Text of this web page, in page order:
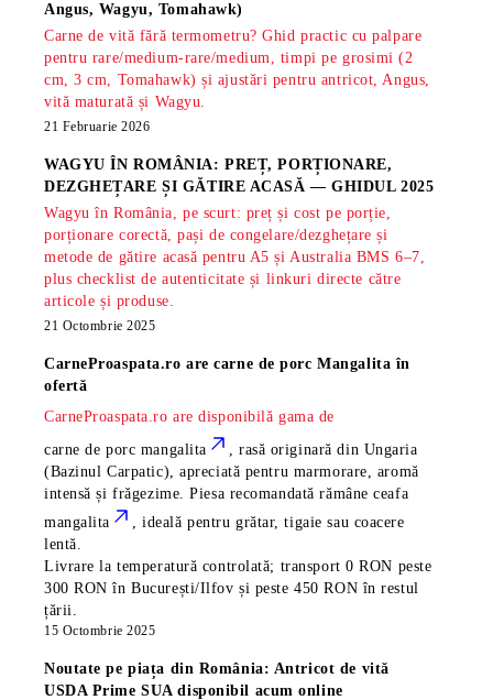
Angus, Wagyu, Tomahawk)
Carne de vită fără termometru? Ghid practic cu palpare
pentru rare/medium-rare/medium, timpi pe grosimi (2
cm, 3 cm, Tomahawk) și ajustări pentru antricot, Angus,
vită maturată și Wagyu.
21 Februarie 2026
WAGYU ÎN ROMÂNIA: PREȚ, PORȚIONARE,
DEZGHEȚARE ȘI GĂTIRE ACASĂ — GHIDUL 2025
Wagyu în România, pe scurt: preț și cost pe porție,
porționare corectă, pași de congelare/dezghețare și
metode de gătire acasă pentru A5 și Australia BMS 6–7,
plus checklist de autenticitate și linkuri directe către
articole și produse.
21 Octombrie 2025
CarneProaspata.ro arecarne de porc Mangalita în
ofertă
CarneProaspata.ro are disponibilă gama de
carne de porc mangalita
, rasă originară din Ungaria
(Bazinul Carpatic), apreciată pentru marmorare, aromă
intensă și frăgezime. Piesa recomandată rămâneceafa
mangalita
, ideală pentru grătar, tigaie sau coacere
lentă.
Livrare la temperatură controlată; transport 0 RON peste
300 RON în București/Ilfov și peste 450 RON în restul
țării.
15 Octombrie 2025
Noutate pe piața din România: Antricot de vită
USDA Prime SUA disponibil acum online